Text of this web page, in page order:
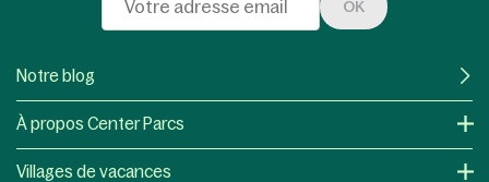
OK
Notre blog
À propos Center Parcs
Villages de vacances